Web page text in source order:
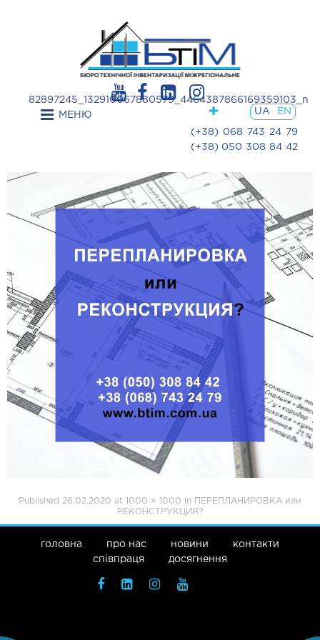
(+38) 068 743 24 79
(+38) 050 308 84 42
UA EN
МЕНЮ
82897245_132910067880579_4464387866169359103_n
Published 26.02.2020 at 1000 × 1000 in
ПЕРЕПЛАНИРОВКА или
РЕКОНСТРУКЦИЯ?
головна про нас новини
контакти
співпраця
досягнення